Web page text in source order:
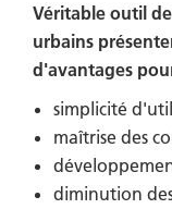
Véritable outil
urbains
d'avantages
simplicité
maîtrise des
diminution